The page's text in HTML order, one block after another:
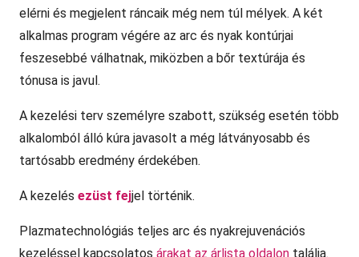
elérni és megjelent ráncaik még nem túl mélyek. A két
alkalmas program végére az arc és nyak kontúrjai
feszesebbé válhatnak, miközben a bőr textúrája és
tónusa is javul.
A kezelési terv személyre szabott, szükség esetén több
alkalomból álló kúra javasolt a még látványosabb és
tartósabb eredmény érdekében.
A kezelés ezüst fejjel történik.
Plazmatechnológiás teljes arc és nyakrejuvenációs
kezeléssel kapcsolatos árakat az árlista oldalon találja.